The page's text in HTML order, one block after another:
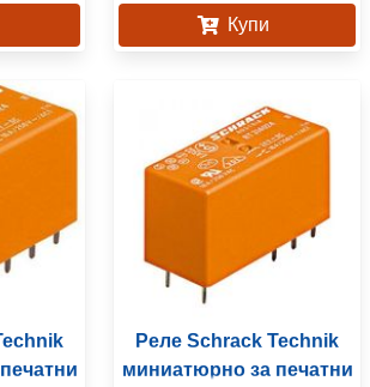
Купи
Реле Schrack Technik
миниатюрно за печатни